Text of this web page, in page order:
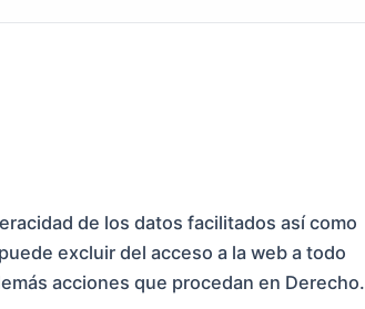
de los datos facilitados así como
excluir del acceso a la web a todo
acciones que procedan en Derecho.